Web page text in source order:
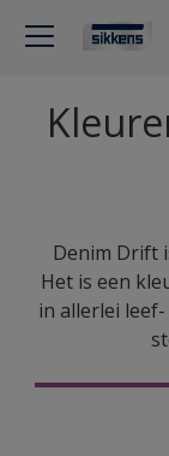
Denim Drift
Het is een
in allerlei